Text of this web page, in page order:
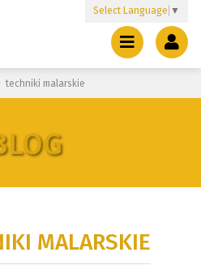
Select Language ▼
techniki malarskie
MALARSKIE